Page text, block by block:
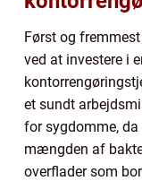
Først og
ved at investere i
et sundt
for sygdomme,
mængden af
overflader som